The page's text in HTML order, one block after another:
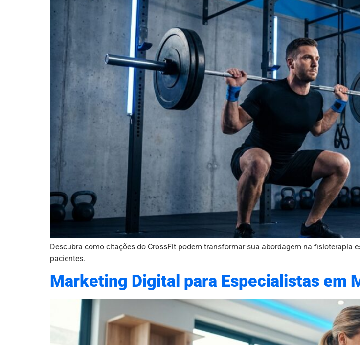
Descubra como citações do CrossFit podem transformar sua abordagem na fisioterapia
pacientes.
Marketing Digital para Especialistas em